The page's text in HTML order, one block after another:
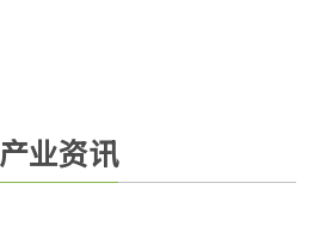
产业资讯